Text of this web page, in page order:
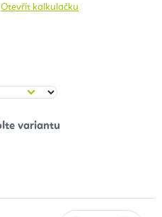
Otevřít kalkulačku